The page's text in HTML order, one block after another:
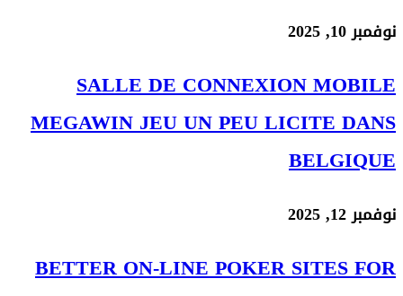
نوفمبر 10, 2025
SALLE DE CONNEXION MOBILE
MEGAWIN JEU UN PEU LICITE DANS
BELGIQUE
نوفمبر 12, 2025
BETTER ON-LINE POKER SITES FOR